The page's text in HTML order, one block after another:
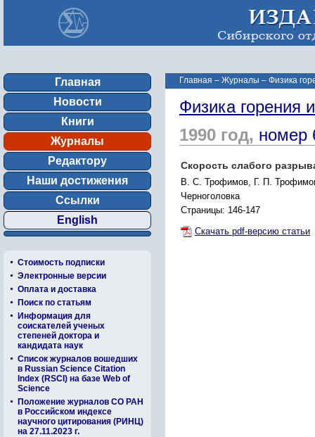
Главная
Новости
Книги
Журналы
Редактору
Наши достижения
Ссылки
English
Стоимость подписки
Электронные версии
Оплата и доставка
Поиск по статьям
Информация для
соискателей ученых
степеней доктора и
кандидата наук
Список журналов вошедших
в Russian Science Citation
Index (RSCI) на базе Web of
Science
Положение журналов СО РАН
в Российском индексе
научного цитирования (РИНЦ)
на 27.11.2023 г.
Главная – Журналы – Физика
Физика горения
1990 год, номер
Скорость слабого
В. С. Трофимов, Г. П.
Черноголовка
Страницы: 146-147
Скачать pdf-версию статьи